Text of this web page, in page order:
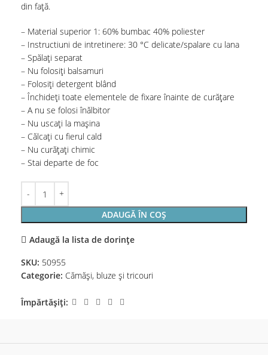
din față.
– Material superior 1: 60% bumbac 40% poliester
– Instructiuni de intretinere: 30 °C delicate/spalare cu lana
– Spălați separat
– Nu folosiți balsamuri
– Folosiți detergent blând
– Închideți toate elementele de fixare înainte de curățare
– A nu se folosi înălbitor
– Nu uscați la mașina
– Călcați cu fierul cald
– Nu curățați chimic
– Stai departe de foc
ADAUGĂ ÎN COȘ
Adaugă la lista de dorințe
SKU: 50955
Categorie: Cămăși, bluze și tricouri
Împărtășiți: